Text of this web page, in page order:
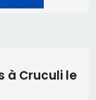
une
de San